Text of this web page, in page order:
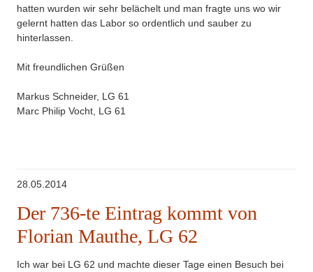
hatten wurden wir sehr belächelt und man fragte uns wo wir
gelernt hatten das Labor so ordentlich und sauber zu
hinterlassen.
Mit freundlichen Grüßen
Markus Schneider, LG 61
Marc Philip Vocht, LG 61
28.05.2014
Der 736-te Eintrag kommt von
Florian Mauthe, LG 62
Ich war bei LG 62 und machte dieser Tage einen Besuch bei